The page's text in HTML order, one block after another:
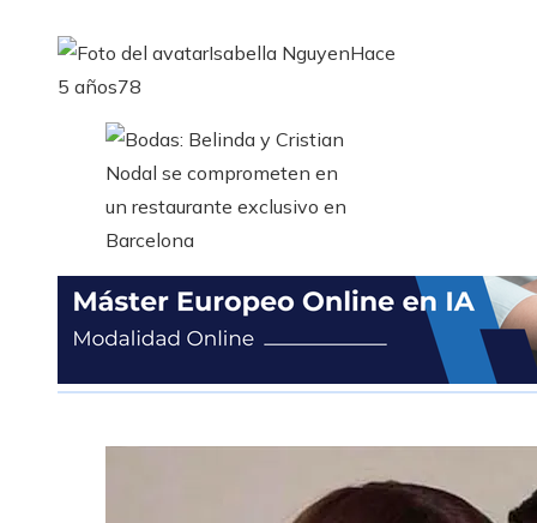
Isabella NguyenHace
5 años78